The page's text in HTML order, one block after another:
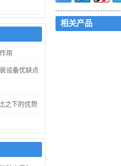
相关产品
用
设备优缺点
之下的优势